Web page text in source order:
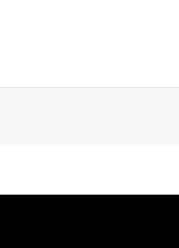
H-D® Detachables™
2024 y posteriores,